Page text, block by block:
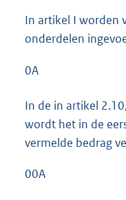
In artikel I worden
onderdelen
0A
In de in artikel
wordt het in de
vermelde bedrag
00A